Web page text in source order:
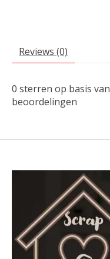
Reviews (0)
0 sterren op basis van
beoordelingen